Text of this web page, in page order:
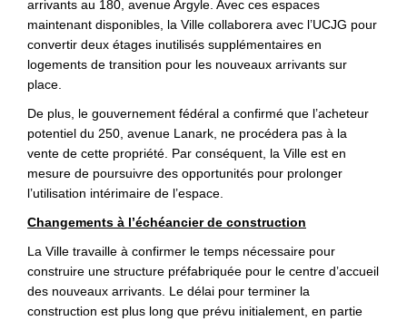
arrivants au 180, avenue Argyle. Avec ces espaces
maintenant disponibles, la Ville collaborera avec l’UCJG pour
convertir deux étages inutilisés supplémentaires en
logements de transition pour les nouveaux arrivants sur
place.
De plus, le gouvernement fédéral a confirmé que l’acheteur
potentiel du 250, avenue Lanark, ne procédera pas à la
vente de cette propriété. Par conséquent, la Ville est en
mesure de poursuivre des opportunités pour prolonger
l’utilisation intérimaire de l’espace.
Changements à l’échéancier de construction
La Ville travaille à confirmer le temps nécessaire pour
construire une structure préfabriquée pour le centre d’accueil
des nouveaux arrivants. Le délai pour terminer la
construction est plus long que prévu initialement, en partie